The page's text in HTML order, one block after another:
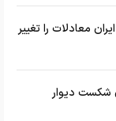
معادلات را تغییر
شکست دیوار